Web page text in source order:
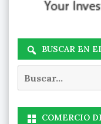
BUSCAR EN
COMERCIO